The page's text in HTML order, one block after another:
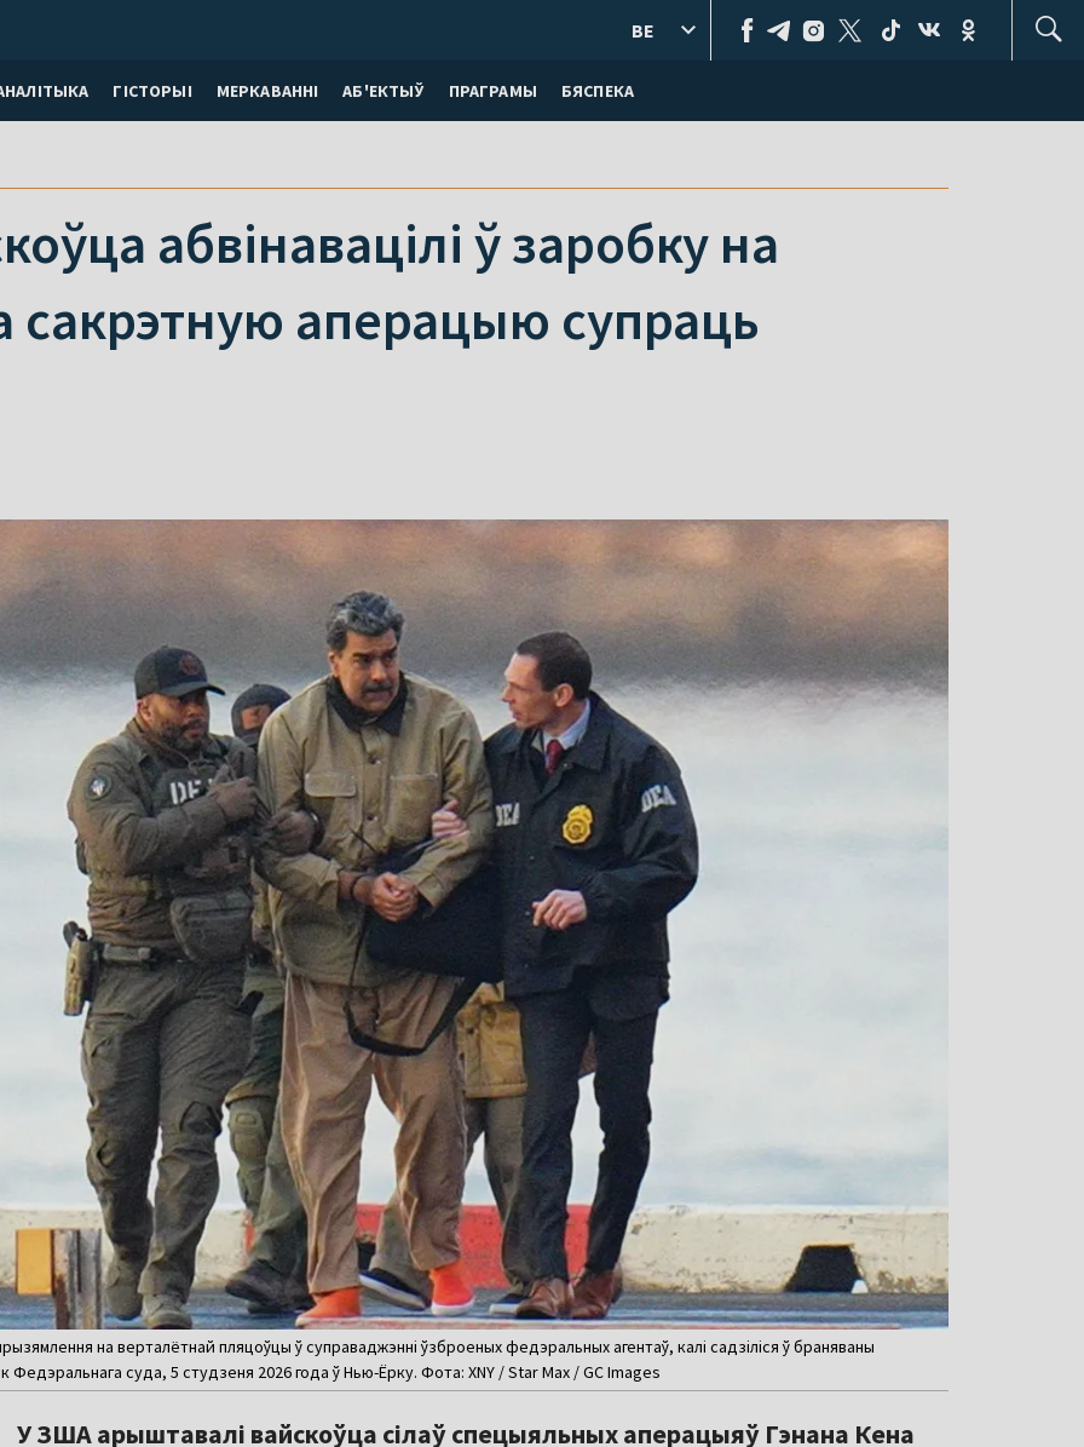
ГІСТОРЫІ МЕРКАВАННI АБ'ЕКТЫЎ ПРАГРАМЫ БЯСПЕКА
BE
абвінавацілі ў заробку на
сакрэтную аперацыю супраць
на верталётнай пляцоўцы ў суправаджэнні ўзброеных федэральных агентаў, калі садзіліся ў браняваны
Федэральнага суда, 5 студзеня 2026 года ў Нью-Ёрку. Фота: XNY / Star Max / GC Images
У ЗША арыштавалі вайскоўца сілаў спецыяльных аперацыяў Гэнана Кена